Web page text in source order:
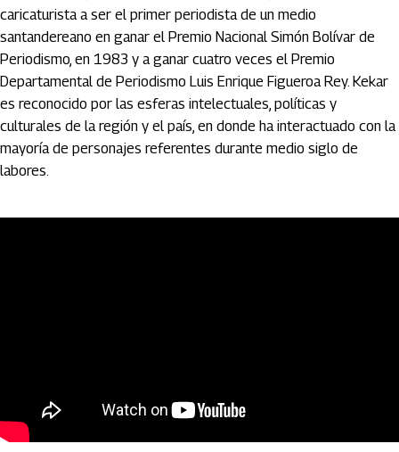
caricaturista a ser el primer periodista de un medio
santandereano en ganar el Premio Nacional Simón Bolívar de
Periodismo, en 1983 y a ganar cuatro veces el Premio
Departamental de Periodismo Luis Enrique Figueroa Rey. Kekar
es reconocido por las esferas intelectuales, políticas y
culturales de la región y el país, en donde ha interactuado con la
mayoría de personajes referentes durante medio siglo de
labores.